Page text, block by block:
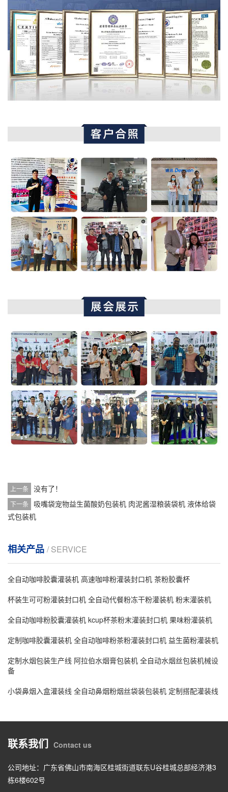
上一条 没有了！
下一条
吸嘴袋宠物益生菌酸奶包装机 肉泥酱湿粮装袋机 液体给袋
式包装机
相关产品 / SERVICE
全自动咖啡胶囊灌装机 高速咖啡粉灌装封口机 茶粉胶囊杯
杯装生可可粉灌装封口机 全自动代餐粉冻干粉灌装机 粉末灌装机
全自动咖啡粉胶囊灌装机 kcup杯茶粉末灌装封口机 果味粉灌装机
定制咖啡胶囊灌装机 全自动咖啡粉茶粉灌装封口机 益生菌粉灌装机
定制水烟包装生产线 阿拉伯水烟膏包装机 全自动水烟丝包装机械设
备
小袋鼻烟入盒灌装线 全自动鼻烟粉烟丝袋装包装机 定制搭配灌装线
联系我们 Contact us
公司地址：广东省佛山市南海区桂城街道联东U谷桂城总部经济港3
栋6楼602号